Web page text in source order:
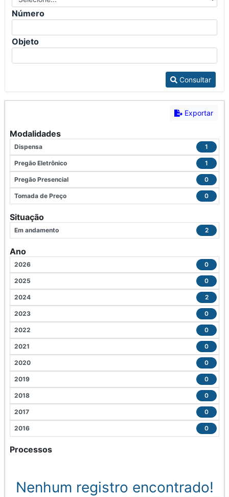
Número
Objeto
Consultar
Exportar
Modalidades
Dispensa 1
Pregão Eletrônico 1
Pregão Presencial 0
Tomada de Preço 0
Situação
Em andamento 2
Ano
2026 0
2025 0
2024 2
2023 0
2022 0
2021 0
2020 0
2019 0
2018 0
2017 0
2016 0
Processos
Nenhum registro encontrado!